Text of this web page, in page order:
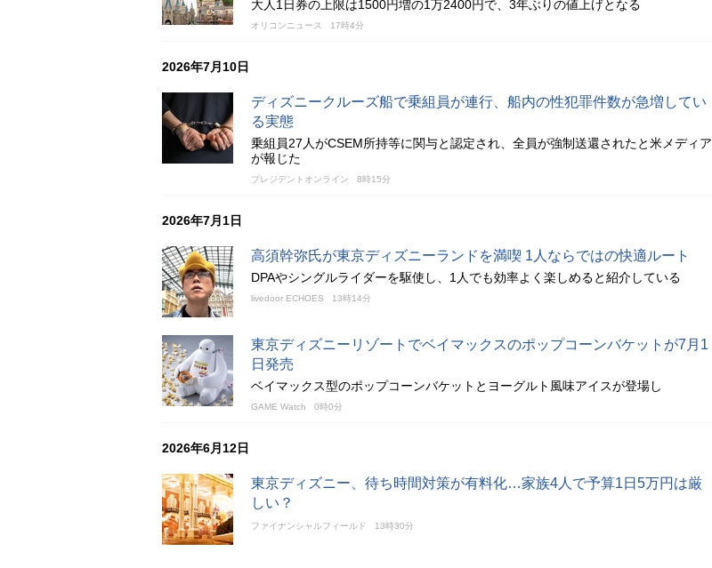
大人1日券の上限は1500円増の1万2400円で、3年ぶりの値上げとなる
オリコンニュース 17時4分
2026年7月10日
ディズニークルーズ船で乗組員が連行、船内の性犯罪件数が急増してい
る実態
乗組員27人がCSEM所持等に関与と認定され、全員が強制送還されたと米メディア
が報じた
プレジデントオンライン 8時15分
2026年7月1日
高須幹弥氏が東京ディズニーランドを満喫 1人ならではの快適ルート
DPAやシングルライダーを駆使し、1人でも効率よく楽しめると紹介している
livedoor ECHOES 13時14分
東京ディズニーリゾートでベイマックスのポップコーンバケットが7月1
日発売
ベイマックス型のポップコーンバケットとヨーグルト風味アイスが登場し
GAME Watch 0時0分
2026年6月12日
東京ディズニー、待ち時間対策が有料化…家族4人で予算1日5万円は厳
しい？
ファイナンシャルフィールド 13時30分